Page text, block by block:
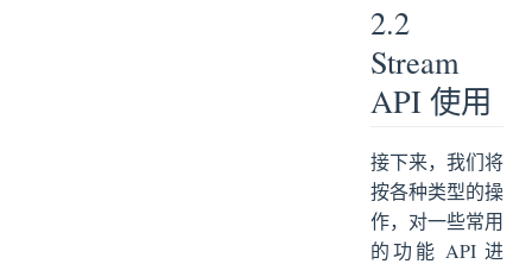
2.2
Stream
API 使用
接下来，我们将
按各种类型的操
作，对一些常用
的功能 API 进